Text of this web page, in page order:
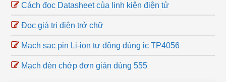
Cách đọc Datasheet của linh kiện điện tử
Đọc giá trị điện trở chữ
Mạch sạc pin Li-ion tự động dùng ic TP4056
Mạch đèn chớp đơn giản dùng 555